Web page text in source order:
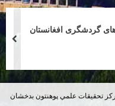
گردشگری افغانستان
prev